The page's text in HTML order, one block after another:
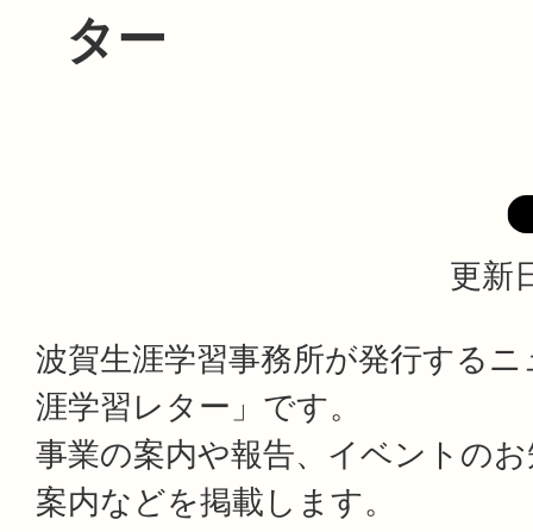
ター
更新
波賀生涯学習事務所が発行する
涯学習レター」です。
事業の案内や報告、イベントの
案内などを掲載します。